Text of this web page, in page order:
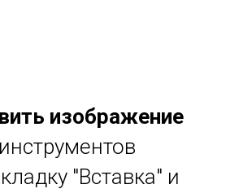
изображение
"Вставка" и